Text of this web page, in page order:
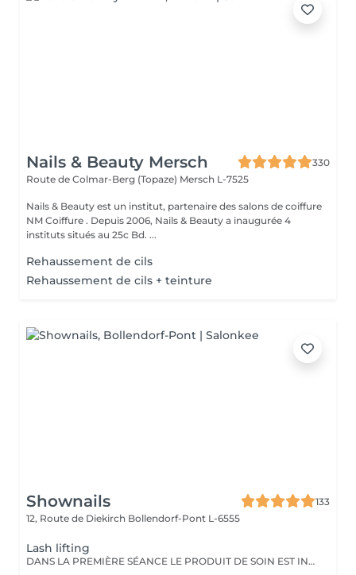
Nails & Beauty Mersch
330
Route de Colmar-Berg (Topaze) Mersch L-7525
Nails & Beauty est un institut, partenaire des salons de coiffure
NM Coiffure . Depuis 2006, Nails & Beauty a inaugurée 4
instituts situés au 25c Bd. ...
Rehaussement de cils
Rehaussement de cils + teinture
Shownails
133
12, Route de Diekirch Bollendorf-Pont L-6555
Lash lifting
DANS LA PREMIÈRE SÉANCE LE PRODUIT DE SOIN EST INCLUS Le lash lifting a une durée de 3 mois. Après cela, il faudra faire une maintenance.